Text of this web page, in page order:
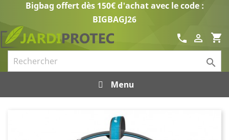
Bigbag offert dès 150€ d'achat avec le code :
BIGBAGJ26
shopping_cart

call

Menu